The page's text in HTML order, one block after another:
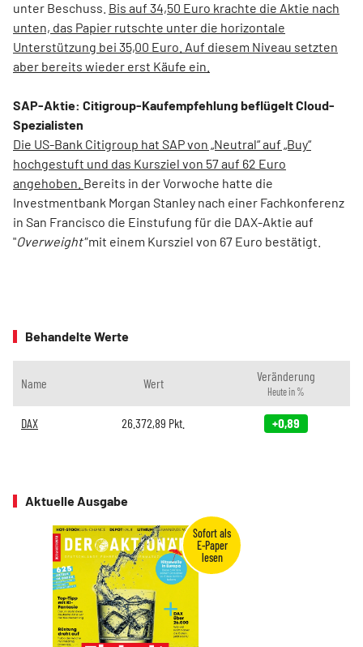
unter Beschuss. Bis auf 34,50 Euro krachte die Aktie nach
unten, das Papier rutschte unter die horizontale
Unterstützung bei 35,00 Euro. Auf diesem Niveau setzten
aber bereits wieder erst Käufe ein.
SAP-Aktie: Citigroup-Kaufempfehlung beflügelt Cloud-
Spezialisten
Die US-Bank Citigroup hat SAP von „Neutral“ auf „Buy“
hochgestuft und das Kursziel von 57 auf 62 Euro
angehoben. Bereits in der Vorwoche hatte die
Investmentbank Morgan Stanley nach einer Fachkonferenz
in San Francisco die Einstufung für die DAX-Aktie auf
"Overweight"mit einem Kursziel von 67 Euro bestätigt.
Behandelte Werte
Name Wert Veränderung
Heute in %
DAX 26.372,89 Pkt. +0,89
Aktuelle Ausgabe